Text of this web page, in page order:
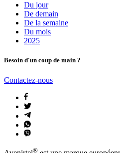
Du jour
De demain
De la semaine
Du mois
2025
Besoin d'un coup de main ?
Contactez-nous
®